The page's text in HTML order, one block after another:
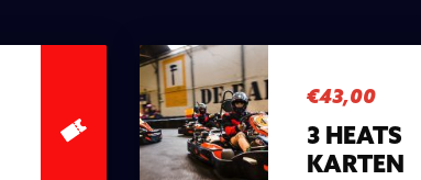
€43,00
3 HEATS
KARTEN